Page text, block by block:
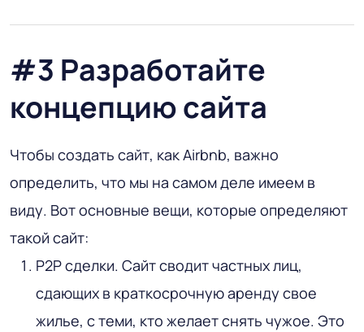
#3 Разработайте
концепцию сайта
Чтобы создать сайт, как Airbnb, важно
определить, что мы на самом деле имеем в
виду. Вот основные вещи, которые определяют
такой сайт:
P2P сделки. Сайт сводит частных лиц,
сдающих в краткосрочную аренду свое
жилье, с теми, кто желает снять чужое. Это